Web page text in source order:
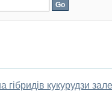
кукурудзи